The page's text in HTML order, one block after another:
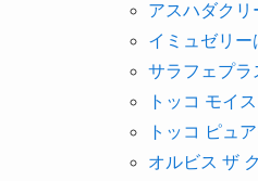
アスハダクリ
イミュゼリー
サラフェプラ
トッコ モイ
トッコ ピュ
オルビス ザ